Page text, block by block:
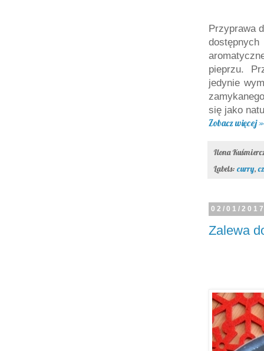
Przyprawa
pieprzu.
jedynie
się jako
Zobacz więcej »
Ilona
Labels: curry,
02/01/
Zalewa